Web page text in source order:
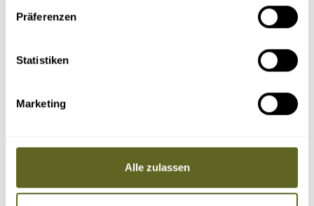
Präferenzen
Statistiken
Marketing
Alle zulassen
Asien > Russland
11 TAGE AUF DER ROUTE DER ERSTBESTEIGER
Besteigung des Elbrus über die Nordroute
Aufstieg zu Fuß, ohne Pistenraupe und Seilbahn
Details Anfragen